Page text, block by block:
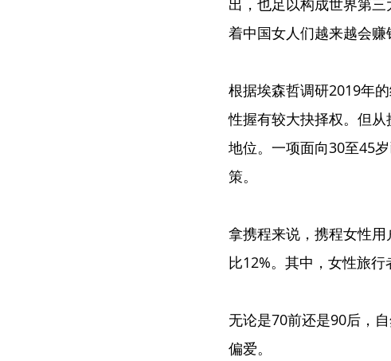
出，也足以构成世界第
着中国女人们越来越会赚
根据埃森哲调研2019年
性握有较大抉择权。但
地位。一项面向30至45
策。
拿携程来说，携程女性
比12%。其中，女性旅行
无论是70前还是90后，
偏爱。